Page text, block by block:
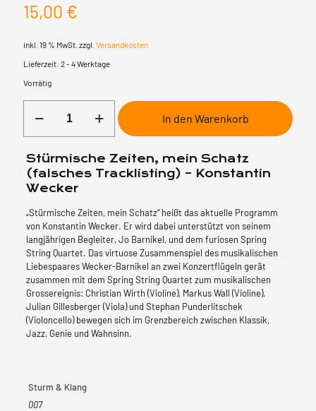
15,00 €
inkl. 19 % MwSt. zzgl. Versandkosten
Lieferzeit: 2 - 4 Werktage
Vorrätig
Zeiten,
(falsches
Tracklisting)
Wecker
Menge
In den Warenkorb
Stürmische Zeiten, mein Schatz
(falsches Tracklisting) – Konstantin
Wecker
„Stürmische Zeiten, mein Schatz“ heißt das aktuelle Programm
von Konstantin Wecker. Er wird dabei unterstützt von seinem
langjährigen Begleiter, Jo Barnikel, und dem furiosen Spring
String Quartet. Das virtuose Zusammenspiel des musikalischen
Liebespaares Wecker-Barnikel an zwei Konzertflügeln gerät
zusammen mit dem Spring String Quartet zum musikalischen
Grossereignis: Christian Wirth (Violine), Markus Wall (Violine),
Julian Gillesberger (Viola) und Stephan Punderlitschek
(Violoncello) bewegen sich im Grenzbereich zwischen Klassik,
Jazz, Genie und Wahnsinn.
Sturm & Klang
007